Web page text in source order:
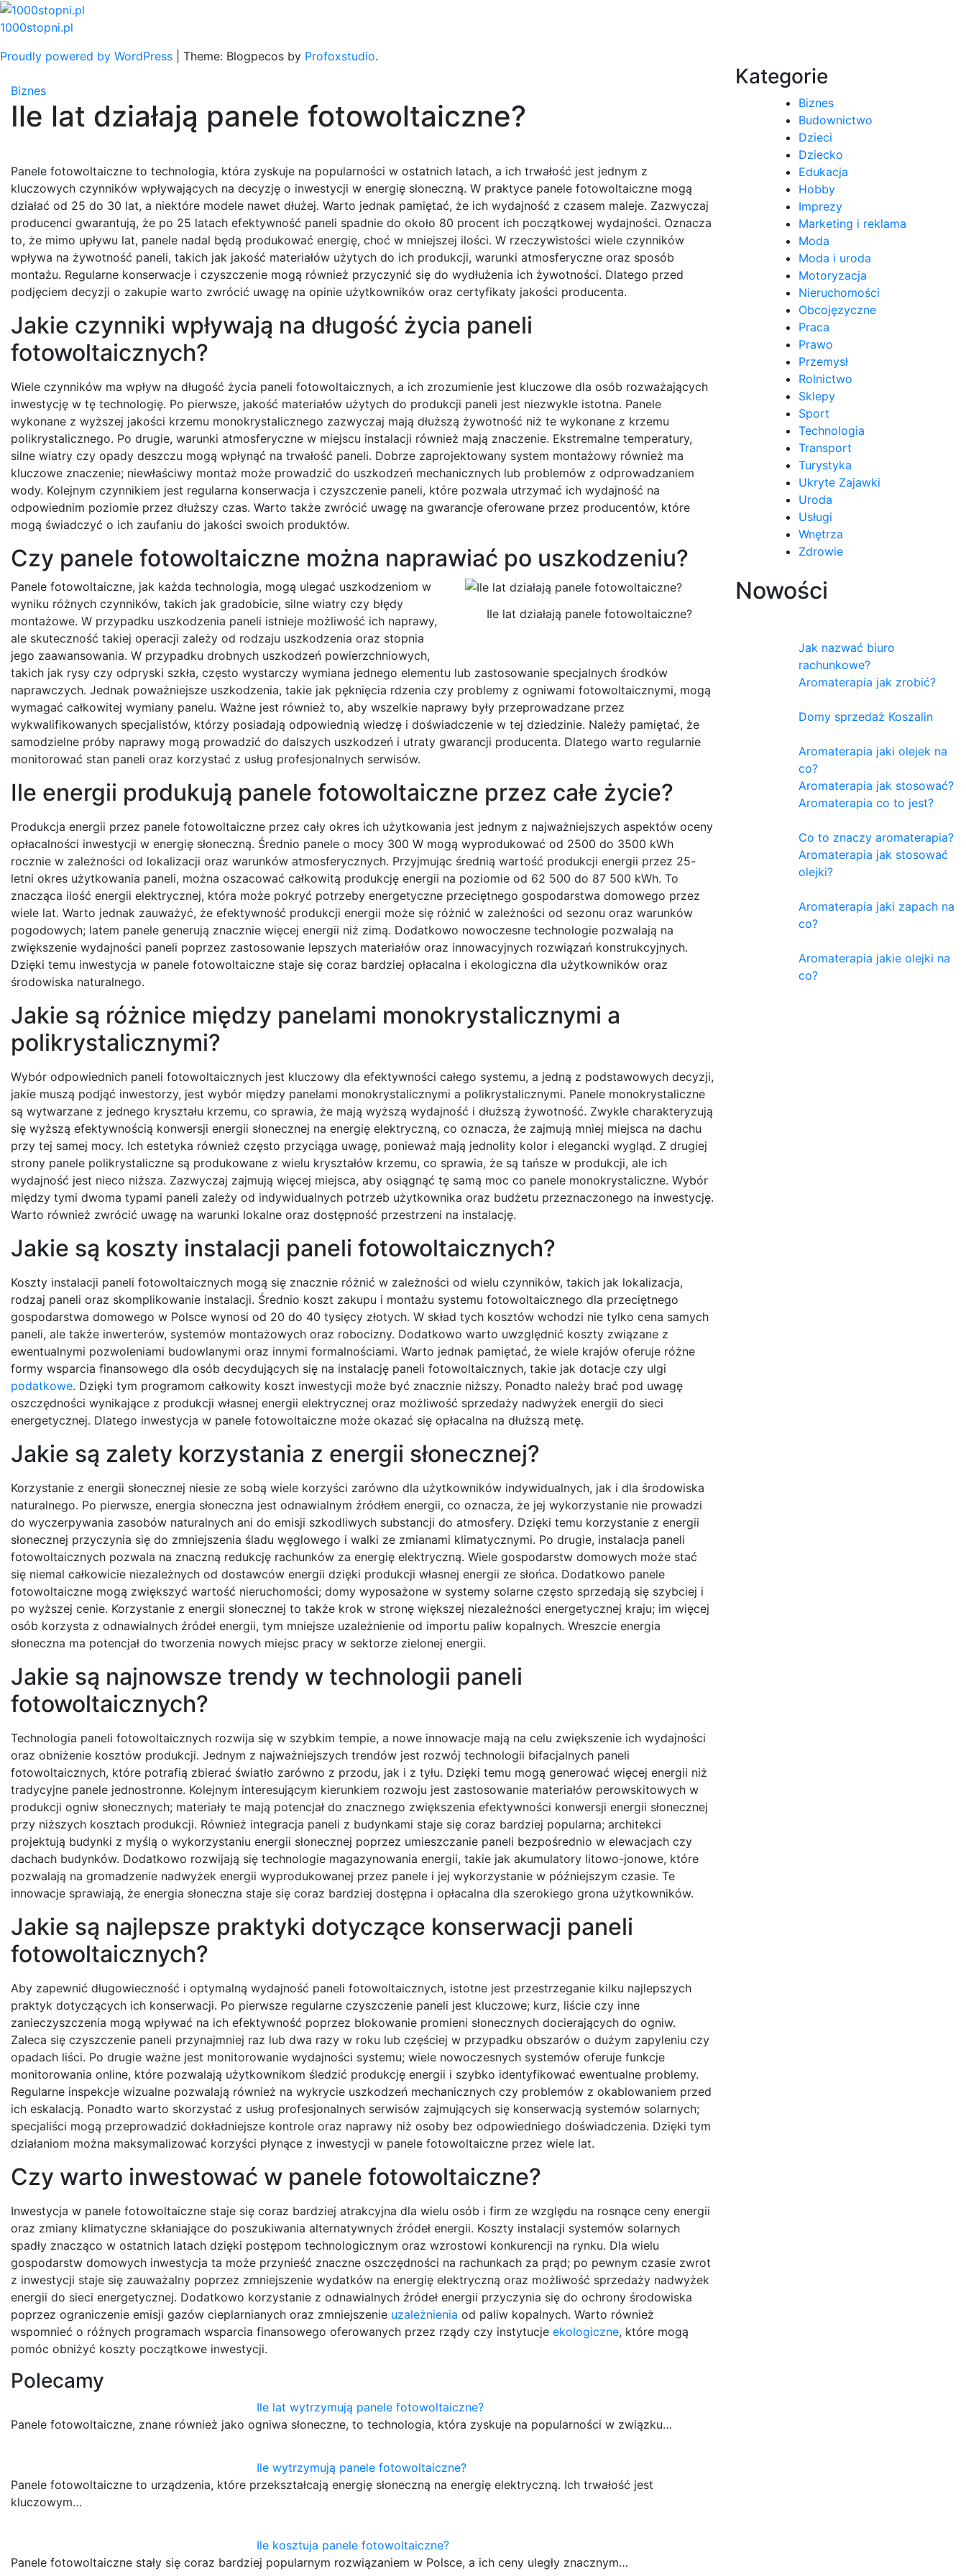
Skip
to
1000stopni.pl
Proudly powered by WordPress
Theme: Blogpecos by Profoxstudio.
Biznes
Ile lat działają panele fotowoltaiczne?
Panele fotowoltaiczne to technologia, która zyskuje na popularności w ostatnich latach, a ich trwałość jest jednym z
kluczowych czynników wpływających na decyzję o inwestycji w energię słoneczną. W praktyce panele fotowoltaiczne mogą
działać od 25 do 30 lat, a niektóre modele nawet dłużej. Warto jednak pamiętać, że ich wydajność z czasem maleje. Zazwyczaj
producenci gwarantują, że po 25 latach efektywność paneli spadnie do około 80 procent ich początkowej wydajności. Oznacza
to, że mimo upływu lat, panele nadal będą produkować energię, choć w mniejszej ilości. W rzeczywistości wiele czynników
wpływa na żywotność paneli, takich jak jakość materiałów użytych do ich produkcji, warunki atmosferyczne oraz sposób
montażu. Regularne konserwacje i czyszczenie mogą również przyczynić się do wydłużenia ich żywotności. Dlatego przed
podjęciem decyzji o zakupie warto zwrócić uwagę na opinie użytkowników oraz certyfikaty jakości producenta.
Jakie czynniki wpływają na długość życia paneli
fotowoltaicznych?
Wiele czynników ma wpływ na długość życia paneli fotowoltaicznych, a ich zrozumienie jest kluczowe dla osób rozważających
inwestycję w tę technologię. Po pierwsze, jakość materiałów użytych do produkcji paneli jest niezwykle istotna. Panele
wykonane z wyższej jakości krzemu monokrystalicznego zazwyczaj mają dłuższą żywotność niż te wykonane z krzemu
polikrystalicznego. Po drugie, warunki atmosferyczne w miejscu instalacji również mają znaczenie. Ekstremalne temperatury,
silne wiatry czy opady deszczu mogą wpłynąć na trwałość paneli. Dobrze zaprojektowany system montażowy również ma
kluczowe znaczenie; niewłaściwy montaż może prowadzić do uszkodzeń mechanicznych lub problemów z odprowadzaniem
wody. Kolejnym czynnikiem jest regularna konserwacja i czyszczenie paneli, które pozwala utrzymać ich wydajność na
odpowiednim poziomie przez dłuższy czas. Warto także zwrócić uwagę na gwarancje oferowane przez producentów, które
mogą świadczyć o ich zaufaniu do jakości swoich produktów.
Czy panele fotowoltaiczne można naprawiać po uszkodzeniu?
Ile lat działają panele fotowoltaiczne?
Panele fotowoltaiczne, jak każda technologia, mogą ulegać uszkodzeniom w
wyniku różnych czynników, takich jak gradobicie, silne wiatry czy błędy
montażowe. W przypadku uszkodzenia paneli istnieje możliwość ich naprawy,
ale skuteczność takiej operacji zależy od rodzaju uszkodzenia oraz stopnia
jego zaawansowania. W przypadku drobnych uszkodzeń powierzchniowych,
takich jak rysy czy odpryski szkła, często wystarczy wymiana jednego elementu lub zastosowanie specjalnych środków
naprawczych. Jednak poważniejsze uszkodzenia, takie jak pęknięcia rdzenia czy problemy z ogniwami fotowoltaicznymi, mogą
wymagać całkowitej wymiany panelu. Ważne jest również to, aby wszelkie naprawy były przeprowadzane przez
wykwalifikowanych specjalistów, którzy posiadają odpowiednią wiedzę i doświadczenie w tej dziedzinie. Należy pamiętać, że
samodzielne próby naprawy mogą prowadzić do dalszych uszkodzeń i utraty gwarancji producenta. Dlatego warto regularnie
monitorować stan paneli oraz korzystać z usług profesjonalnych serwisów.
Ile energii produkują panele fotowoltaiczne przez całe życie?
Produkcja energii przez panele fotowoltaiczne przez cały okres ich użytkowania jest jednym z najważniejszych aspektów oceny
opłacalności inwestycji w energię słoneczną. Średnio panele o mocy 300 W mogą wyprodukować od 2500 do 3500 kWh
rocznie w zależności od lokalizacji oraz warunków atmosferycznych. Przyjmując średnią wartość produkcji energii przez 25-
letni okres użytkowania paneli, można oszacować całkowitą produkcję energii na poziomie od 62 500 do 87 500 kWh. To
znacząca ilość energii elektrycznej, która może pokryć potrzeby energetyczne przeciętnego gospodarstwa domowego przez
wiele lat. Warto jednak zauważyć, że efektywność produkcji energii może się różnić w zależności od sezonu oraz warunków
pogodowych; latem panele generują znacznie więcej energii niż zimą. Dodatkowo nowoczesne technologie pozwalają na
zwiększenie wydajności paneli poprzez zastosowanie lepszych materiałów oraz innowacyjnych rozwiązań konstrukcyjnych.
Dzięki temu inwestycja w panele fotowoltaiczne staje się coraz bardziej opłacalna i ekologiczna dla użytkowników oraz
środowiska naturalnego.
Jakie są różnice między panelami monokrystalicznymi a
polikrystalicznymi?
Wybór odpowiednich paneli fotowoltaicznych jest kluczowy dla efektywności całego systemu, a jedną z podstawowych decyzji,
jakie muszą podjąć inwestorzy, jest wybór między panelami monokrystalicznymi a polikrystalicznymi. Panele monokrystaliczne
są wytwarzane z jednego kryształu krzemu, co sprawia, że mają wyższą wydajność i dłuższą żywotność. Zwykle charakteryzują
się wyższą efektywnością konwersji energii słonecznej na energię elektryczną, co oznacza, że zajmują mniej miejsca na dachu
przy tej samej mocy. Ich estetyka również często przyciąga uwagę, ponieważ mają jednolity kolor i elegancki wygląd. Z drugiej
strony panele polikrystaliczne są produkowane z wielu kryształów krzemu, co sprawia, że są tańsze w produkcji, ale ich
wydajność jest nieco niższa. Zazwyczaj zajmują więcej miejsca, aby osiągnąć tę samą moc co panele monokrystaliczne. Wybór
między tymi dwoma typami paneli zależy od indywidualnych potrzeb użytkownika oraz budżetu przeznaczonego na inwestycję.
Warto również zwrócić uwagę na warunki lokalne oraz dostępność przestrzeni na instalację.
Jakie są koszty instalacji paneli fotowoltaicznych?
Koszty instalacji paneli fotowoltaicznych mogą się znacznie różnić w zależności od wielu czynników, takich jak lokalizacja,
rodzaj paneli oraz skomplikowanie instalacji. Średnio koszt zakupu i montażu systemu fotowoltaicznego dla przeciętnego
gospodarstwa domowego w Polsce wynosi od 20 do 40 tysięcy złotych. W skład tych kosztów wchodzi nie tylko cena samych
paneli, ale także inwerterów, systemów montażowych oraz robocizny. Dodatkowo warto uwzględnić koszty związane z
ewentualnymi pozwoleniami budowlanymi oraz innymi formalnościami. Warto jednak pamiętać, że wiele krajów oferuje różne
formy wsparcia finansowego dla osób decydujących się na instalację paneli fotowoltaicznych, takie jak dotacje czy ulgi
podatkowe. Dzięki tym programom całkowity koszt inwestycji może być znacznie niższy. Ponadto należy brać pod uwagę
oszczędności wynikające z produkcji własnej energii elektrycznej oraz możliwość sprzedaży nadwyżek energii do sieci
energetycznej. Dlatego inwestycja w panele fotowoltaiczne może okazać się opłacalna na dłuższą metę.
Jakie są zalety korzystania z energii słonecznej?
Korzystanie z energii słonecznej niesie ze sobą wiele korzyści zarówno dla użytkowników indywidualnych, jak i dla środowiska
naturalnego. Po pierwsze, energia słoneczna jest odnawialnym źródłem energii, co oznacza, że jej wykorzystanie nie prowadzi
do wyczerpywania zasobów naturalnych ani do emisji szkodliwych substancji do atmosfery. Dzięki temu korzystanie z energii
słonecznej przyczynia się do zmniejszenia śladu węglowego i walki ze zmianami klimatycznymi. Po drugie, instalacja paneli
fotowoltaicznych pozwala na znaczną redukcję rachunków za energię elektryczną. Wiele gospodarstw domowych może stać
się niemal całkowicie niezależnych od dostawców energii dzięki produkcji własnej energii ze słońca. Dodatkowo panele
fotowoltaiczne mogą zwiększyć wartość nieruchomości; domy wyposażone w systemy solarne często sprzedają się szybciej i
po wyższej cenie. Korzystanie z energii słonecznej to także krok w stronę większej niezależności energetycznej kraju; im więcej
osób korzysta z odnawialnych źródeł energii, tym mniejsze uzależnienie od importu paliw kopalnych. Wreszcie energia
słoneczna ma potencjał do tworzenia nowych miejsc pracy w sektorze zielonej energii.
Jakie są najnowsze trendy w technologii paneli
fotowoltaicznych?
Technologia paneli fotowoltaicznych rozwija się w szybkim tempie, a nowe innowacje mają na celu zwiększenie ich wydajności
oraz obniżenie kosztów produkcji. Jednym z najważniejszych trendów jest rozwój technologii bifacjalnych paneli
fotowoltaicznych, które potrafią zbierać światło zarówno z przodu, jak i z tyłu. Dzięki temu mogą generować więcej energii niż
tradycyjne panele jednostronne. Kolejnym interesującym kierunkiem rozwoju jest zastosowanie materiałów perowskitowych w
produkcji ogniw słonecznych; materiały te mają potencjał do znacznego zwiększenia efektywności konwersji energii słonecznej
przy niższych kosztach produkcji. Również integracja paneli z budynkami staje się coraz bardziej popularna; architekci
projektują budynki z myślą o wykorzystaniu energii słonecznej poprzez umieszczanie paneli bezpośrednio w elewacjach czy
dachach budynków. Dodatkowo rozwijają się technologie magazynowania energii, takie jak akumulatory litowo-jonowe, które
pozwalają na gromadzenie nadwyżek energii wyprodukowanej przez panele i jej wykorzystanie w późniejszym czasie. Te
innowacje sprawiają, że energia słoneczna staje się coraz bardziej dostępna i opłacalna dla szerokiego grona użytkowników.
Jakie są najlepsze praktyki dotyczące konserwacji paneli
fotowoltaicznych?
Aby zapewnić długowieczność i optymalną wydajność paneli fotowoltaicznych, istotne jest przestrzeganie kilku najlepszych
praktyk dotyczących ich konserwacji. Po pierwsze regularne czyszczenie paneli jest kluczowe; kurz, liście czy inne
zanieczyszczenia mogą wpływać na ich efektywność poprzez blokowanie promieni słonecznych docierających do ogniw.
Zaleca się czyszczenie paneli przynajmniej raz lub dwa razy w roku lub częściej w przypadku obszarów o dużym zapyleniu czy
opadach liści. Po drugie ważne jest monitorowanie wydajności systemu; wiele nowoczesnych systemów oferuje funkcje
monitorowania online, które pozwalają użytkownikom śledzić produkcję energii i szybko identyfikować ewentualne problemy.
Regularne inspekcje wizualne pozwalają również na wykrycie uszkodzeń mechanicznych czy problemów z okablowaniem przed
ich eskalacją. Ponadto warto skorzystać z usług profesjonalnych serwisów zajmujących się konserwacją systemów solarnych;
specjaliści mogą przeprowadzić dokładniejsze kontrole oraz naprawy niż osoby bez odpowiedniego doświadczenia. Dzięki tym
działaniom można maksymalizować korzyści płynące z inwestycji w panele fotowoltaiczne przez wiele lat.
Czy warto inwestować w panele fotowoltaiczne?
Inwestycja w panele fotowoltaiczne staje się coraz bardziej atrakcyjna dla wielu osób i firm ze względu na rosnące ceny energii
oraz zmiany klimatyczne skłaniające do poszukiwania alternatywnych źródeł energii. Koszty instalacji systemów solarnych
spadły znacząco w ostatnich latach dzięki postępom technologicznym oraz wzrostowi konkurencji na rynku. Dla wielu
gospodarstw domowych inwestycja ta może przynieść znaczne oszczędności na rachunkach za prąd; po pewnym czasie zwrot
z inwestycji staje się zauważalny poprzez zmniejszenie wydatków na energię elektryczną oraz możliwość sprzedaży nadwyżek
energii do sieci energetycznej. Dodatkowo korzystanie z odnawialnych źródeł energii przyczynia się do ochrony środowiska
poprzez ograniczenie emisji gazów cieplarnianych oraz zmniejszenie uzależnienia od paliw kopalnych. Warto również
wspomnieć o różnych programach wsparcia finansowego oferowanych przez rządy czy instytucje ekologiczne, które mogą
pomóc obniżyć koszty początkowe inwestycji.
Polecamy
Ile lat wytrzymują panele fotowoltaiczne?
Panele fotowoltaiczne, znane również jako ogniwa słoneczne, to technologia, która zyskuje na popularności w związku…
Ile wytrzymują panele fotowoltaiczne?
Panele fotowoltaiczne to urządzenia, które przekształcają energię słoneczną na energię elektryczną. Ich trwałość jest
kluczowym…
Ile kosztuja panele fotowoltaiczne?
Panele fotowoltaiczne stały się coraz bardziej popularnym rozwiązaniem w Polsce, a ich ceny uległy znacznym…
Kategorie
Biznes
Budownictwo
Dzieci
Dziecko
Edukacja
Hobby
Imprezy
Marketing i reklama
Moda
Moda i uroda
Motoryzacja
Nieruchomości
Obcojęzyczne
Praca
Prawo
Przemysł
Rolnictwo
Sklepy
Sport
Technologia
Transport
Turystyka
Ukryte Zajawki
Uroda
Usługi
Wnętrza
Zdrowie
Nowości
Jak nazwać biuro
rachunkowe?
Aromaterapia jak zrobić?
Domy sprzedaż Koszalin
Aromaterapia jaki olejek na
co?
Aromaterapia jak stosować?
Aromaterapia co to jest?
Co to znaczy aromaterapia?
Aromaterapia jak stosować
olejki?
Aromaterapia jaki zapach na
co?
Aromaterapia jakie olejki na
co?